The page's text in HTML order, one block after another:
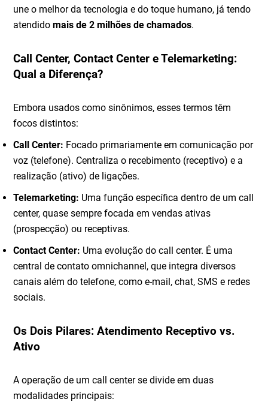
une o melhor da tecnologia e do toque humano, já tendo
atendidomais de 2 milhões de chamados.
Call Center, Contact Center e Telemarketing:
Qual a Diferença?
Embora usados como sinônimos, esses termos têm
focos distintos:
Call Center: Focado primariamente em comunicação por
voz (telefone). Centraliza o recebimento (receptivo) e a
realização (ativo) de ligações.
Telemarketing: Uma função específica dentro de um call
center, quase sempre focada em vendas ativas
(prospecção) ou receptivas.
Contact Center: Uma evolução do call center. É uma
central de contato omnichannel, que integra diversos
canais além do telefone, como e-mail, chat, SMS e redes
sociais.
Os Dois Pilares: Atendimento Receptivo vs.
Ativo
A operação de um call center se divide em duas
modalidades principais: